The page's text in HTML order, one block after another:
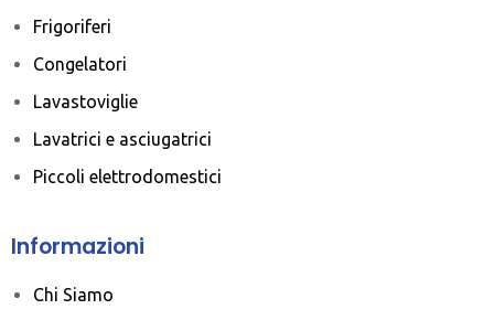
Frigoriferi
Congelatori
Lavastoviglie
Lavatrici e asciugatrici
Piccoli elettrodomestici
Informazioni
Chi Siamo